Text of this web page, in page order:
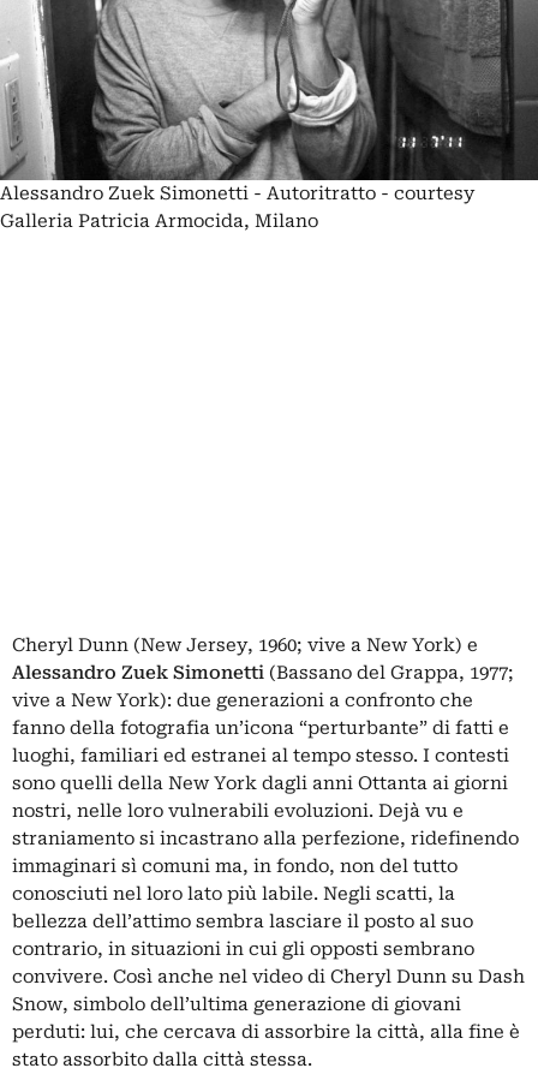
Alessandro Zuek Simonetti - Autoritratto - courtesy
Galleria Patricia Armocida, Milano
Cheryl Dunn (New Jersey, 1960; vive a New York) e
Alessandro Zuek Simonetti (Bassano del Grappa, 1977;
vive a New York): due generazioni a confronto che
fanno della fotografia un’icona “perturbante” di fatti e
luoghi, familiari ed estranei al tempo stesso. I contesti
sono quelli della New York dagli anni Ottanta ai giorni
nostri, nelle loro vulnerabili evoluzioni. Dejà vu e
straniamento si incastrano alla perfezione, ridefinendo
immaginari sì comuni ma, in fondo, non del tutto
conosciuti nel loro lato più labile. Negli scatti, la
bellezza dell’attimo sembra lasciare il posto al suo
contrario, in situazioni in cui gli opposti sembrano
convivere. Così anche nel video di Cheryl Dunn su Dash
Snow, simbolo dell’ultima generazione di giovani
perduti: lui, che cercava di assorbire la città, alla fine è
stato assorbito dalla città stessa.